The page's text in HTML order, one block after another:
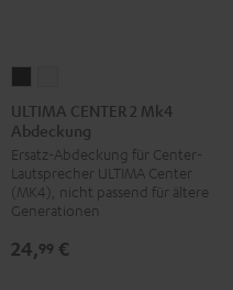
CENTER
2
Mk4
Abdeckung
Schwarz
CENTER
2
Mk4
Abdeckung
Weiß
ULTIMA CENTER 2 Mk4
Abdeckung
Ersatz-Abdeckung für Center-
Lautsprecher ULTIMA Center
(MK4), nicht passend für ältere
Generationen
24,99 €